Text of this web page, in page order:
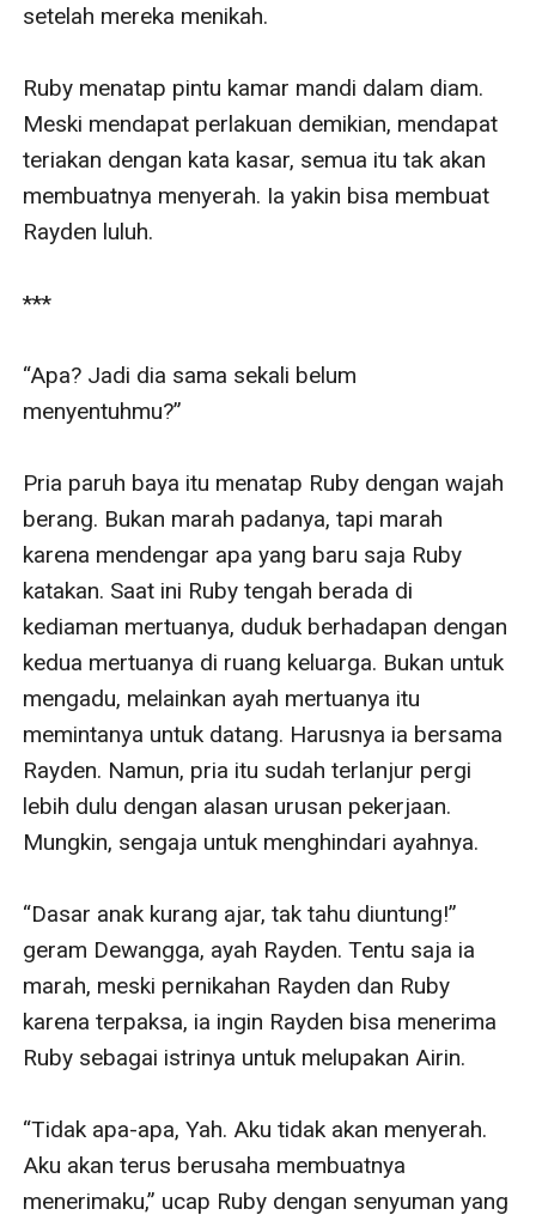
setelah mereka menikah.
Ruby menatap pintu kamar mandi dalam diam.
Meski mendapat perlakuan demikian, mendapat
teriakan dengan kata kasar, semua itu tak akan
membuatnya menyerah. Ia yakin bisa membuat
Rayden luluh.
***
“Apa? Jadi dia sama sekali belum
menyentuhmu?”
Pria paruh baya itu menatap Ruby dengan wajah
berang. Bukan marah padanya, tapi marah
karena mendengar apa yang baru saja Ruby
katakan. Saat ini Ruby tengah berada di
kediaman mertuanya, duduk berhadapan dengan
kedua mertuanya di ruang keluarga. Bukan untuk
mengadu, melainkan ayah mertuanya itu
memintanya untuk datang. Harusnya ia bersama
Rayden. Namun, pria itu sudah terlanjur pergi
lebih dulu dengan alasan urusan pekerjaan.
Mungkin, sengaja untuk menghindari ayahnya.
“Dasar anak kurang ajar, tak tahu diuntung!”
geram Dewangga, ayah Rayden. Tentu saja ia
marah, meski pernikahan Rayden dan Ruby
karena terpaksa, ia ingin Rayden bisa menerima
Ruby sebagai istrinya untuk melupakan Airin.
“Tidak apa-apa, Yah. Aku tidak akan menyerah.
Aku akan terus berusaha membuatnya
menerimaku,” ucap Ruby dengan senyuman yang